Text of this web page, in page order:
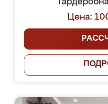
Цена: